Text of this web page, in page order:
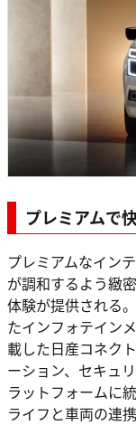
プレミアムで
プレミアムなイン
が調和するよう緻
体験が提供される
たインフォテイン
載した日産コネク
ーション、セキュ
ラットフォームに
ライフと車両の連